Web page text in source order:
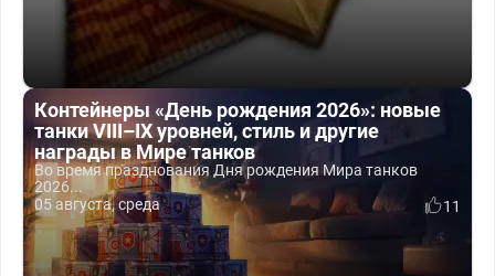
Контейнеры «День рождения 2026»: новые
танки VIII–IX уровней, стиль и другие
награды в Мире танков
Во время празднования Дня рождения Мира танков
2026...
05 августа, среда
11